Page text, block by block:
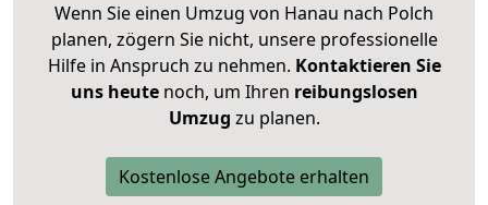
Wenn Sie einen Umzug von Hanau nach Polch
planen, zögern Sie nicht, unsere professionelle
Hilfe in Anspruch zu nehmen. Kontaktieren Sie
uns heutenoch, um Ihren reibungslosen
Umzug zu planen.
Kostenlose Angebote erhalten